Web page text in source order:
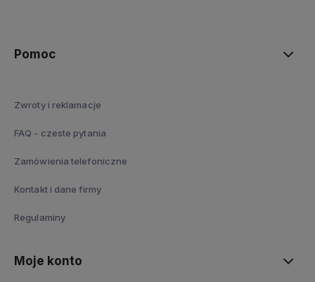
Pomoc
Zwroty i reklamacje
FAQ - czeste pytania
Zamówienia telefoniczne
Kontakt i dane firmy
Regulaminy
Moje konto